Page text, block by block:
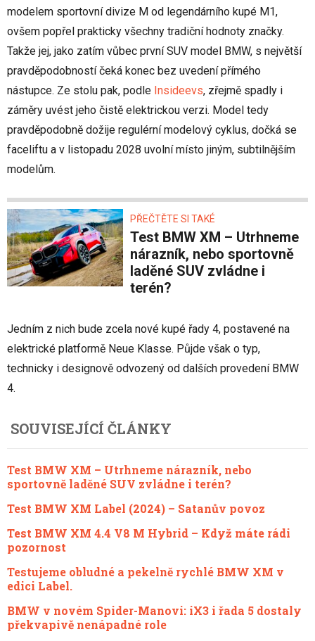
modelem sportovní divize M od legendárního kupé M1,
ovšem popřel prakticky všechny tradiční hodnoty značky.
Takže jej, jako zatím vůbec první SUV model BMW, s největší
pravděpodobností čeká konec bez uvedení přímého
nástupce. Ze stolu pak, podle Insideevs, zřejmě spadly i
záměry uvést jeho čistě elektrickou verzi. Model tedy
pravděpodobně dožije regulérní modelový cyklus, dočká se
faceliftu a v listopadu 2028 uvolní místo jiným, subtilnějším
modelům.
PŘEČTĚTE SI TAKÉ
Test BMW XM – Utrhneme
nárazník, nebo sportovně
laděné SUV zvládne i
terén?
Jedním z nich bude zcela nové kupé řady 4, postavené na
elektrické platformě Neue Klasse. Půjde však o typ,
technicky i designově odvozený od dalších provedení BMW
4.
SOUVISEJÍCÍ ČLÁNKY
Test BMW XM – Utrhneme nárazník, nebo
sportovně laděné SUV zvládne i terén?
Test BMW XM Label (2024) – Satanův povoz
Test BMW XM 4.4 V8 M Hybrid – Když máte rádi
pozornost
Testujeme obludné a pekelně rychlé BMW XM v
edici Label.
BMW v novém Spider-Manovi: iX3 i řada 5 dostaly
překvapivě nenápadné role